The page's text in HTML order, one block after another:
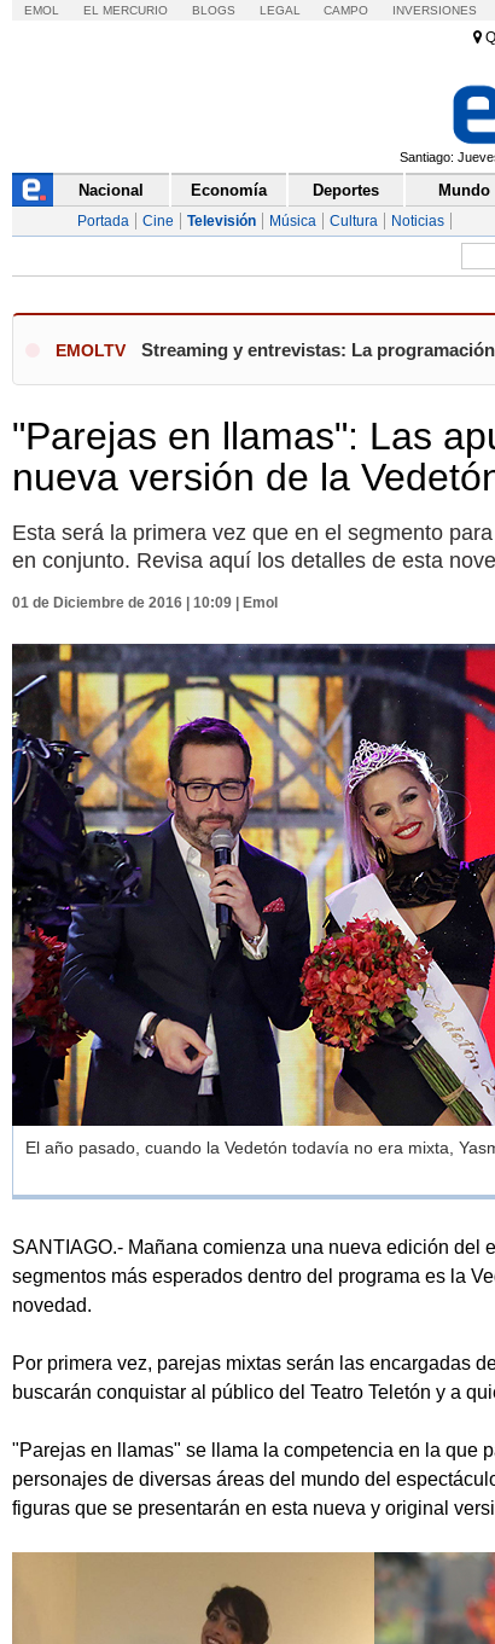
EMOL EL MERCURIO BLOGS LEGAL CAMPO INVERSIONES
Santiago:
Nacional Economía Deportes Mundo
Portada Cine Televisión Música Cultura Noticias
EMOLTV Streaming y entrevistas: La
"Parejas en llamas": Las
nueva versión de la
Esta será la primera vez que en el segmento
en conjunto. Revisa aquí los detalles de esta
01 de Diciembre de 2016 | 10:09 | Emol
El año pasado, cuando la Vedetón todavía no era mixta,
SANTIAGO.- Mañana comienza una nueva edición del
segmentos más esperados dentro del programa es la
novedad.
Por primera vez, parejas mixtas serán las encargadas
buscarán conquistar al público del Teatro Teletón y a
"Parejas en llamas" se llama la competencia en la que
personajes de diversas áreas del mundo del
figuras que se presentarán en esta nueva y original